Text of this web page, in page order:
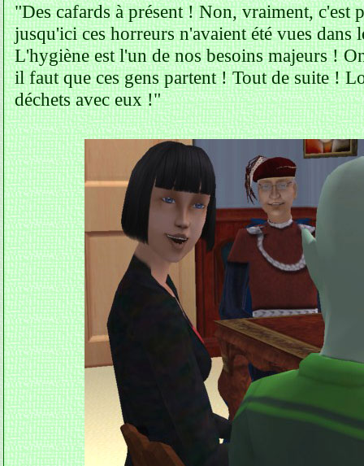
"Des cafards à présent ! Non, vraiment, c'est
jusqu'ici ces horreurs n'avaient été vues
L'hygiène est l'un de nos besoins majeurs !
il faut que ces gens partent ! Tout de suite !
déchets avec eux !"